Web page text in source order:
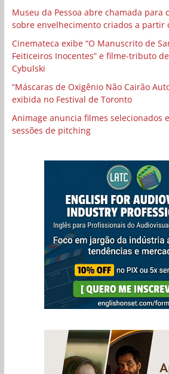
Museu da Pessoa abre chamada para
sobre envelhecimento criados a partir
Cinemateca exibe “O Manuscrito de
Feiticeiros Inocentes” e filme-tributo
Cybulski
“Máscaras de Oxigênio Não Cairão
exibida no Festival de Toronto
Animage anuncia filmes selecionados
sessões de pitching